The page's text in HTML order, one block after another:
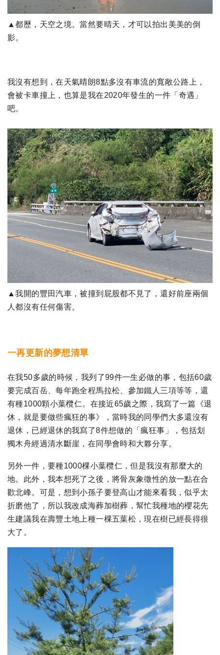
▲都歷，天空之境。當然要晴天，才可以拍出美美的倒
影。
我沒有想到，在天氣晴朗8點多沒有車流的寬敞公路上，
會被卡車撞上，也算是我在2020年發生的一件「奇遇」
吧。
▲我開的豐田汽車，被撞到屁股都不見了，還好前座兩個
人都沒有任何傷害。
一再更新的夢想清單
在我50多歲的時候，我列了99件一生必做的事，包括60歲
要完成百岳、每年跑全程馬拉松、參加鐵人三項等等，還
有種1000顆小葉欖仁。在接近65歲之際，我寫了一篇《退
休，就是要做些瘋狂的事》，當時我的同學們大多還沒有
退休，已經退休的我寫了8件想做的「瘋狂事」，包括划
獨木舟經過清水斷崖，在同學會時和大夥分享。
另外一件，要種1000棵小葉欖仁，但是我沒有那麼大的
地。此外，我本想死了之後，將骨灰象徵性的放一點在合
歡北峰。可是，想到小孫子要登高山才能來看我，似乎太
折磨他了，所以我改成海葬加樹葬，幫忙我種地的櫻花先
生建議我在壽豐土地上種一棵五葉松，現在樹已經長得很
大了。